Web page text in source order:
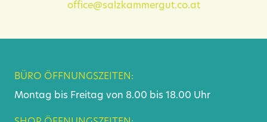
office@salzkammergut.co.at
BÜRO ÖFFNUNGSZEITEN:
Montag bis Freitag von 8.00 bis 18.00 Uhr